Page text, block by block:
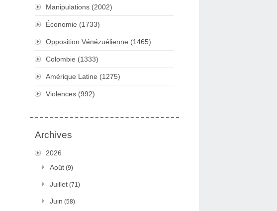
Manipulations (2002)
Économie (1733)
Opposition Vénézuélienne (1465)
Colombie (1333)
Amérique Latine (1275)
Violences (992)
Archives
2026
Août (9)
Juillet (71)
Juin (58)